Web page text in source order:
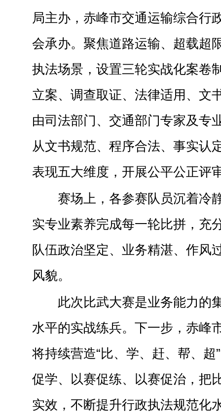
局主办，赤峰市交通运输综合行
会承办。聚焦道路运输、超载超
执法场景，设置三轮实战化案卷
立案、调查取证、法律适用、文
由司法部门、交通部门专家及专
从文书规范、程序合法、事实认
表现五大维度，开展公平公正评
赛场上，各参赛队员沉着冷
实专业素养完成每一轮比拼，充
队伍政治坚定、业务精湛、作风
风貌。
此次比武大赛是业务能力的
水平的实战练兵。下一步，赤峰
将持续营造“比、学、赶、帮、超
促学、以赛促练、以赛促治，把
实效，不断提升行政执法规范化